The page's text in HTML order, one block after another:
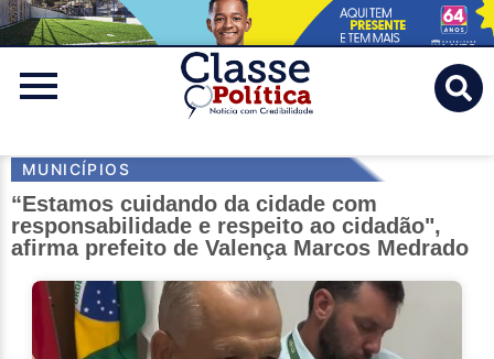
Classe
Politica
MUNICÍPIOS
“Estamos cuidando da cidade com
responsabilidade e respeito ao cidadão",
afirma prefeito de Valença Marcos Medrado